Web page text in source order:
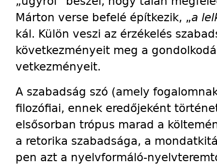
Márton verse befelé építkezik, „a
kál. Külön veszi az érzékelés
következményeit meg a
vet­kezményeit.
A szabadság szó (amely
filozófiai, ennek eredőjeként
elsősorban trópus marad a
a retorika szabadsága, a
pen azt a nyelvformáló-